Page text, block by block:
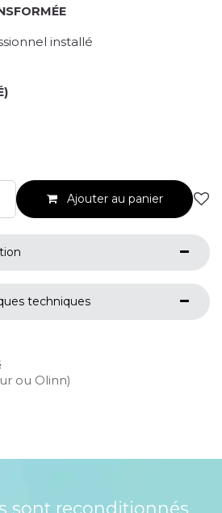
installé
Ajouter au panier
techniques
ou Olinn)
sont reconditionnés